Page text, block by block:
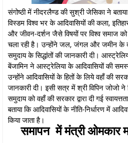
संगोष्ठी में नीदरलैण्ड की सुश्री जेसिका ने
विस्डम विश्व भर के आदिवासियों की कला,
और जीवन-दर्शन जैसे विषयों पर विश्व समाज
चला रही है। उन्होंने जल, जंगल और जमीन के
समुदाय के सिद्धांतों की जानकारी दी।
बेंजामिन ने आस्ट्रेलिया के आदिवासियों की
उन्होंने आदिवासियों के हितों के लिये वहाँ की
जानकारी दी। इसी सत्र में श्री विपिन जोजो
समुदाय को वहाँ की सरकार द्वारा दी गई
बताया कि आदिवासियों के नीति-निर्धारण में
किया जाता है।
समापन में मंत्री ओमकार